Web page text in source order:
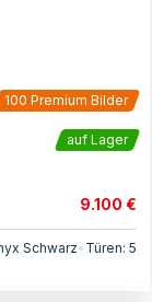
100 Premium Bilder
auf Lager
9.100 €
Schwarz• Türen: 5